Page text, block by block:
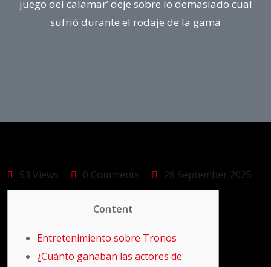
juego del calamar’ deje sobre lo demasiado cual
sufrió durante el rodaje de la gama
53 Views 0 Comments 28 September 2025
Content
Entretenimiento sobre Tronos
¿Cuánto ganaban las actores de